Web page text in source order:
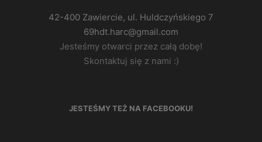
42-400 Zawiercie, ul. Huldczyńskiego 7
69hdt.harc@gmail.com
Jesteśmy otwarci przez całą dobę!
Skontaktuj się z nami :)
JESTEŚMY TEŻ NA FACEBOOKU!